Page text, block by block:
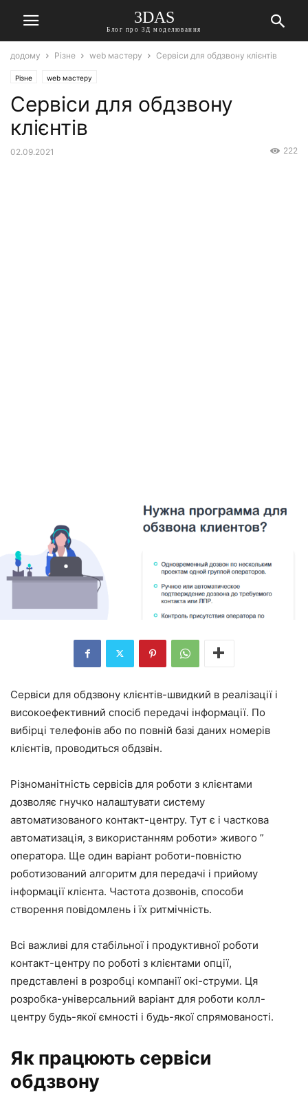
3DAS
Блог про 3Д моделювання
додому Різне web мастеру Сервіси для обдзвону клієнтів
Різне web мастеру
Сервіси для обдзвону
клієнтів
02.09.2021 222
Сервіси для обдзвону клієнтів-швидкий в реалізації і
високоефективний спосіб передачі інформації. По
вибірці телефонів або по повній базі даних номерів
клієнтів, проводиться обдзвін.
Різноманітність сервісів для роботи з клієнтами
дозволяє гнучко налаштувати систему
автоматизованого контакт-центру. Тут є і часткова
автоматизація, з використанням роботи» живого ”
оператора. Ще один варіант роботи-повністю
роботизований алгоритм для передачі і прийому
інформації клієнта. Частота дозвонів, способи
створення повідомлень і їх ритмічність.
Всі важливі для стабільної і продуктивної роботи
контакт-центру по роботі з клієнтами опції,
представлені в розробці компанії окі-струми. Ця
розробка-універсальний варіант для роботи колл-
центру будь-якої ємності і будь-якої спрямованості.
Як працюють сервіси
обдзвону